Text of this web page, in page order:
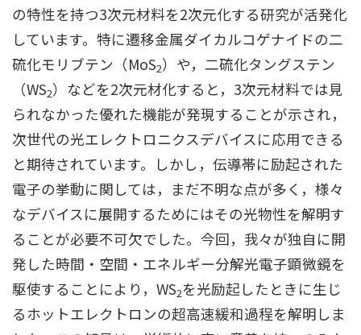
の特性を持つ3次元材料を2次元化する研究が活発化
しています。特に遷移金属ダイカルコゲナイドの二
硫化モリブテン（MoS2）や，二硫化タングステン
（WS2）などを2次元材化すると，3次元材料では見
られなかった優れた機能が発現することが示され，
次世代の光エレクトロニクスデバイスに応用できる
と期待されています。しかし，伝導帯に励起された
電子の挙動に関しては，まだ不明な点が多く，様々
なデバイスに展開するためにはその光物性を解明す
ることが必要不可欠でした。今回，我々が独自に開
発した時間・空間・エネルギー分解光電子顕微鏡を
駆使することにより，WS2を光励起したときに生じ
るホットエレクトロンの超高速緩和過程を解明しま